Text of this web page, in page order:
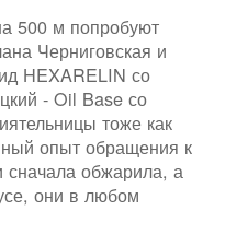
500 м попробуют
Черниговская и
HEXARELIN со
- Oil Base со
тоже как
опыт обращения к
обжарила, а
они в любом